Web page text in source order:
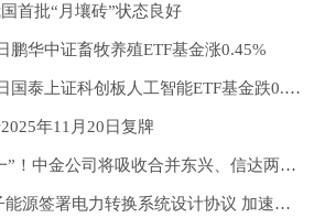
首批“月壤砖”状态良好
鹏华中证畜牧养殖ETF基金涨0.45%
【ETF动向】11月19日国泰上证科创板人工智能ETF基金跌0.91%
年11月20日复牌
视频|“大消息，三合一”！中金公司将吸收合并东兴、信达两券商，千亿市值券商腾飞
Oklo(OKLO)与西门子能源签署电力转换系统设计协议 加速其首座核电站建设 热文